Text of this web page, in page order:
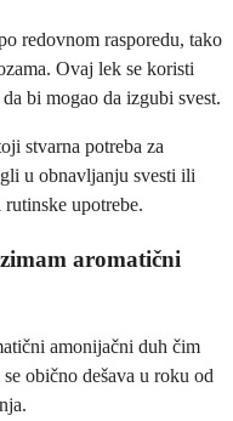
redovnom rasporedu, tako
Ovaj lek se koristi
bi mogao da izgubi svest.
stvarna potreba za
u obnavljanju svesti ili
upotrebe.
aromatični
amonijačni duh čim
obično dešava u roku od